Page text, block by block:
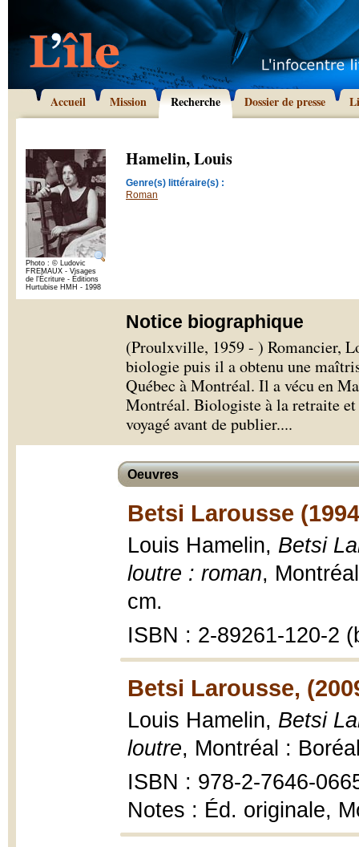
Accueil Mission Recherche Dossier de presse
Photo : © Ludovic
FREMAUX - Visages
de l'Écriture - Éditions
Hurtubise HMH - 1998
Hamelin, Louis
Genre(s) littéraire(s) :
Roman
Notice biographique
(Proulxville, 1959 - ) Romancier,
biologie puis il a obtenu une
Québec à Montréal. Il a vécu en
Montréal. Biologiste à la retraite et
voyagé avant de publier....
Oeuvres
Betsi Larousse
Louis Hamelin, Betsi
loutre : roman,
cm.
ISBN : 2-89261-120-2
Betsi Larousse,
Louis Hamelin, Betsi
loutre, Montréal :
ISBN : 978-2-7646-
Notes : Éd. originale,